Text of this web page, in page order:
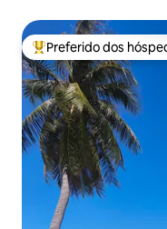
Entre os melhores
Preferido dos